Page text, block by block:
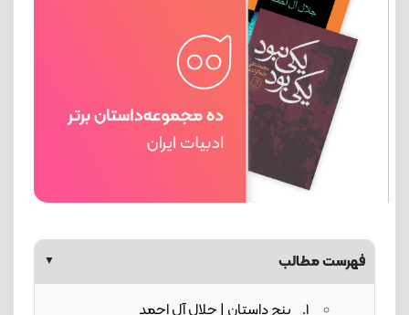
فهرست مطالب ▼
1. پنج داستان | جلال آل احمد